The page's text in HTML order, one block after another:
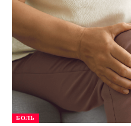
БОЛЬ